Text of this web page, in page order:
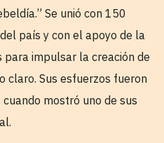
Se unió con 150
país y con el apoyo de la
impulsar la creación de
claro. Sus esfuerzos fueron
mostró uno de sus